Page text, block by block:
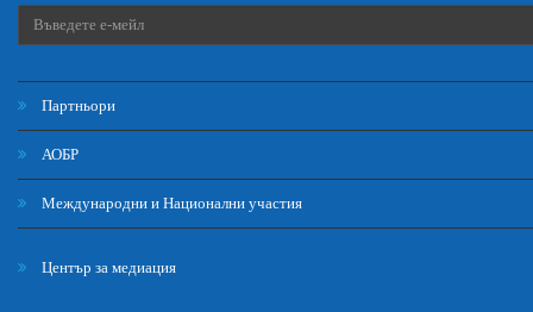
Партньори
АОБР
Международни и Национални участия
Център за медиация